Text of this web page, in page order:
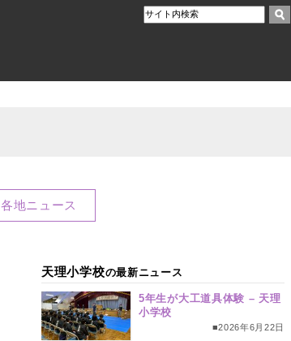
各地ニュース
天理小学校の最新ニュース
5年生が大工道具体験 – 天理
小学校
■2026年6月22日